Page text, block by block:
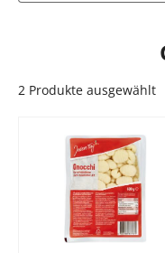
2 Produkte ausgewählt